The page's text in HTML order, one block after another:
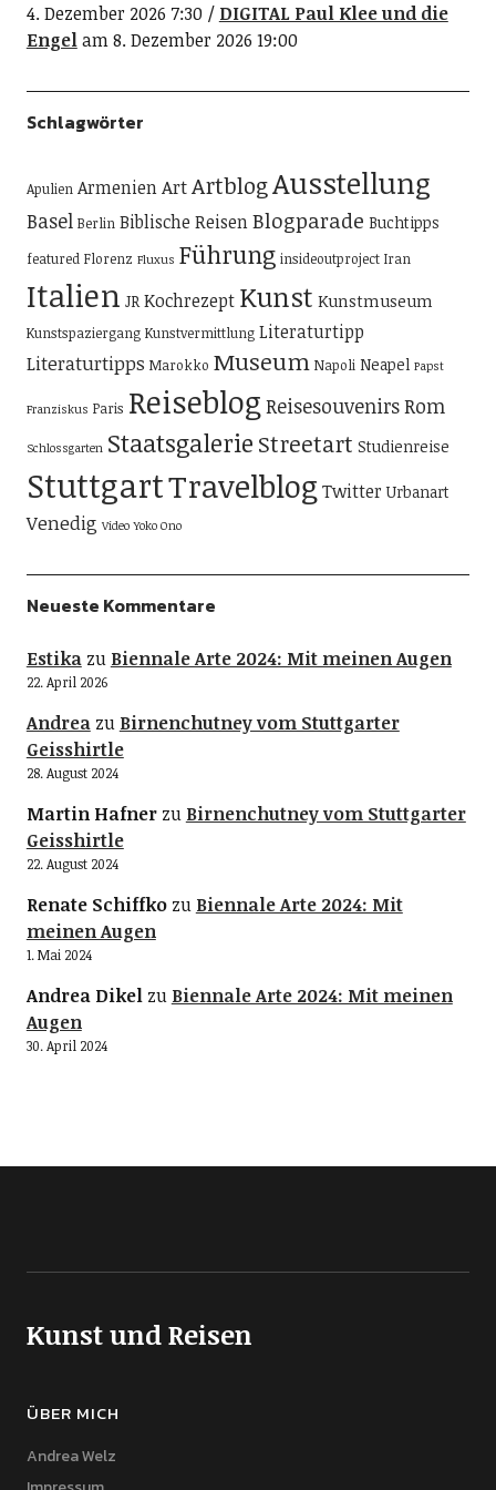
4. Dezember 2026 7:30
DIGITAL Paul Klee und die
Engelam 8. Dezember 2026 19:00
Schlagwörter
Apulien ArmenienArtArtblogAusstellung
Basel Berlin Biblische ReisenBlogparade Buchtipps
featured Florenz Fluxus Führung insideoutproject Iran
Italien JR Kochrezept Kunst Kunstmuseum
Kunstspaziergang Kunstvermittlung Literaturtipp
Literaturtipps Marokko Museum Napoli Neapel Papst
Franziskus Paris Reiseblog ReisesouvenirsRom
Schlossgarten Staatsgalerie Streetart Studienreise
StuttgartTravelblog Twitter Urbanart
Venedig Video Yoko Ono
Neueste Kommentare
Estikazu Biennale Arte 2024: Mit meinen Augen
22. April 2026
Andreazu Birnenchutney vom Stuttgarter
Geisshirtle
28. August 2024
Martin Hafnerzu Birnenchutney vom Stuttgarter
Geisshirtle
22. August 2024
Renate Schiffkozu Biennale Arte 2024: Mit
meinen Augen
1. Mai 2024
Andrea Dikelzu Biennale Arte 2024: Mit meinen
Augen
30. April 2024
Kunst und Reisen
ÜBER MICH
Andrea Welz